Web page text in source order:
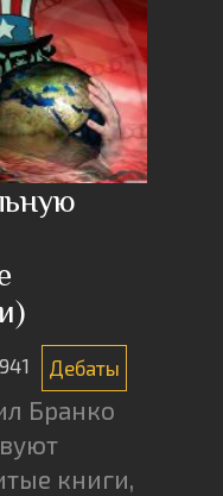
941 Дебаты
Бранко
книги,